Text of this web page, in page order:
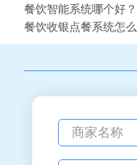
餐饮智能系统哪个好
餐饮收银点餐系统怎